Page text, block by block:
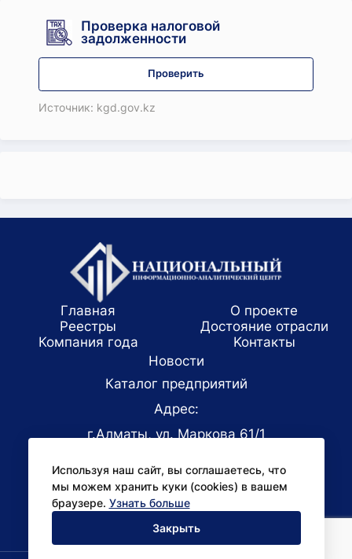
Проверка налоговой
задолженности
Проверить
Источник: kgd.gov.kz
Используя наш сайт, вы соглашаетесь, что
мы можем хранить куки (cookies) в вашем
браузере. Узнать больше
Закрыть
Главная
О проекте
Реестры
Достояние отрасли
Компания года
Koнтaкты
Новости
Каталог предприятий
Адрес:
г.Алматы, ул. Маркова 61/1
office@niac.kz
Для СМИ:
pr@niac.kz